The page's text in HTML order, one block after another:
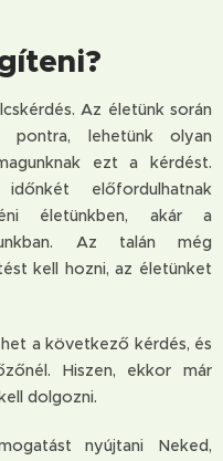
Az életünk során
pontra, lehetünk olyan
ezt a kérdést.
előfordulhatnak
életünkben, akár a
Az talán még
kell hozni, az életünket
a következő kérdés, és
Hiszen, ekkor már
dolgozni.
nyújtani Neked,